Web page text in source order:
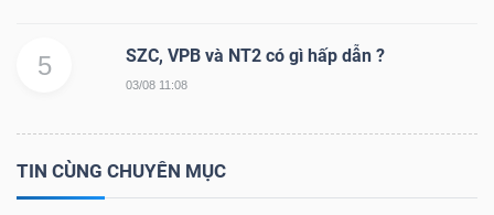
5 SZC, VPB và NT2 có gì hấp dẫn ?
03/08 11:08
TIN CÙNG CHUYÊN MỤC
PHIẾU